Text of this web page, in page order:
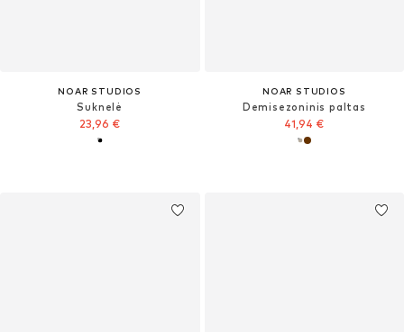
NOAR STUDIOS
Suknelė
23,96 €
NOAR STUDIOS
Demisezoninis paltas
41,94 €